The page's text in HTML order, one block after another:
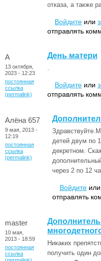
отказа, а также
Войдите или
отправлять
А
13 октября,
2023 - 12:23
постоянная
ссылка
(permalink)
День матери
Войдите или
отправлять
Алёна 657
9 мая, 2013 -
12:19
постоянная
ссылка
(permalink)
детей двум по
декретном.
через 2 по 12
Войдите или
отправлять
master
10 мая,
2013 - 18:59
постоянная
ссылка
(permalink)
Никаких
получить один